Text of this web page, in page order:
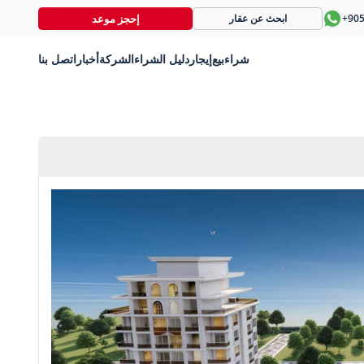
ابحث عن عقار إحجز موعد
شراءبيعإيجار دليل الشراءالشركةأخبار اتصل بنا